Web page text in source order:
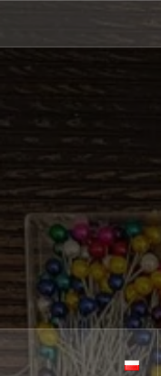
treści